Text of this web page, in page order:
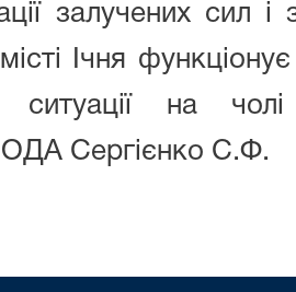
залучених сил і
Ічня
ситуації на
ОДА Сергієнко С.Ф.